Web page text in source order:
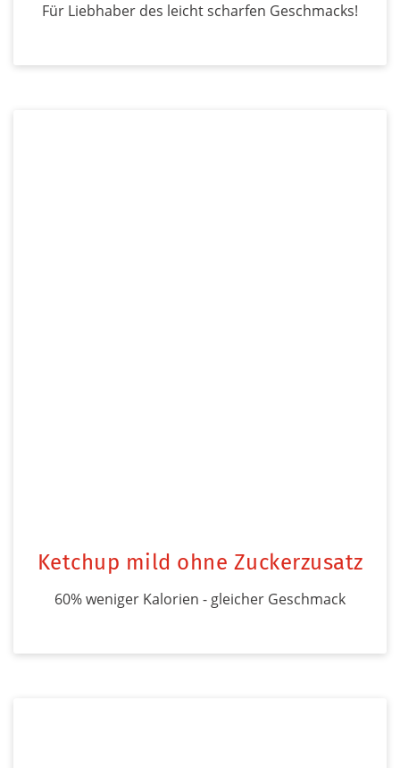
Für Liebhaber des leicht scharfen Geschmacks!
Ketchup mild ohne Zuckerzusatz
60% weniger Kalorien - gleicher Geschmack